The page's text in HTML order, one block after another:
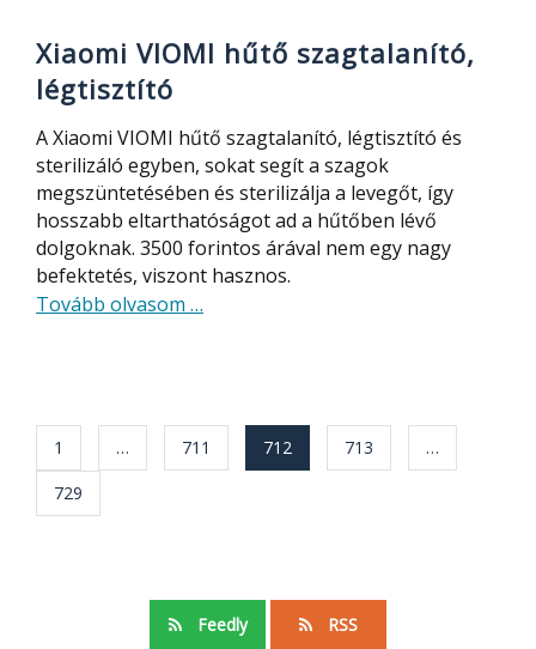
Xiaomi VIOMI hűtő szagtalanító,
légtisztító
A Xiaomi VIOMI hűtő szagtalanító, légtisztító és
sterilizáló egyben, sokat segít a szagok
megszüntetésében és sterilizálja a levegőt, így
hosszabb eltarthatóságot ad a hűtőben lévő
dolgoknak. 3500 forintos árával nem egy nagy
befektetés, viszont hasznos.
Tovább olvasom about
szagtalanító,
légtisztító
…
Bejegyzés
navigáció
1 … 711 712 713
…
729
Feedly RSS